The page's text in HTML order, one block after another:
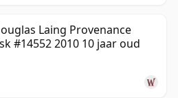
Laing Provenance
#14552 2010 10 jaar oud